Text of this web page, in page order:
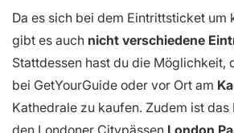
Da es sich bei dem Eintrittsticket um
gibt es auch nicht verschiedene
Stattdessen hast du die Möglichkeit,
bei GetYourGuide oder vor Ort am
Kathedrale zu kaufen. Zudem ist
den Londoner Citypässen London